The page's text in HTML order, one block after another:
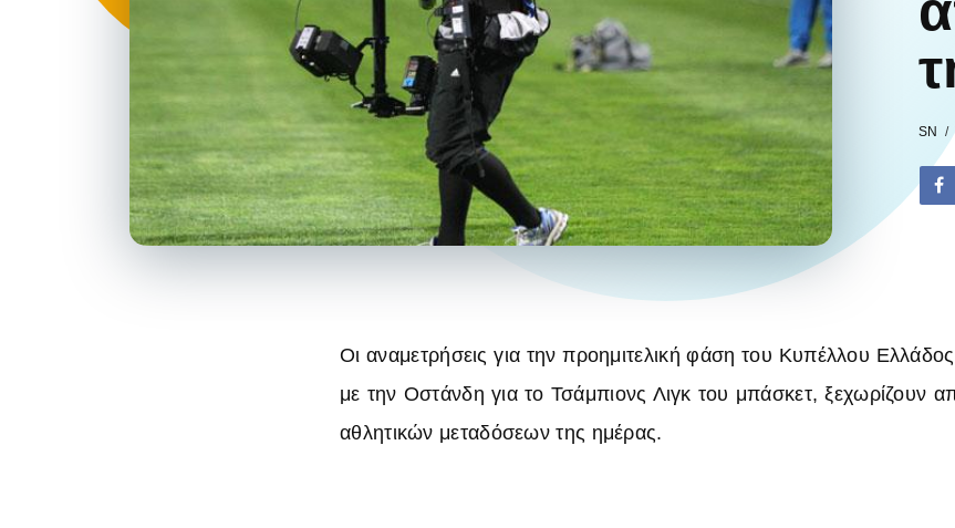
SN
Οι αναμετρήσεις για την προημιτελική φάση του Κυπέλλου
με την Οστάνδη για το Τσάμπιονς Λιγκ του μπάσκετ, ξεχωρίζουν
αθλητικών μεταδόσεων της ημέρας.